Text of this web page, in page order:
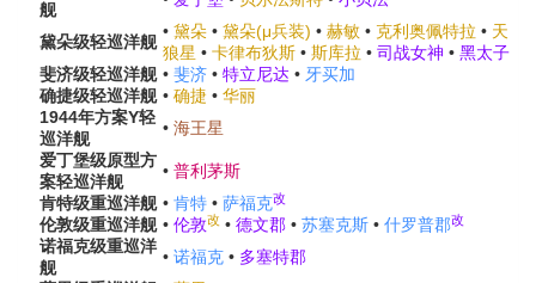
舰
黛朵级轻巡洋舰
• 黛朵 • 黛朵(μ兵装) • 赫敏 • 克利奥佩特拉 • 天
狼星 • 卡律布狄斯 • 斯库拉 • 司战女神 • 黑太子
斐济级轻巡洋舰 • 斐济 • 特立尼达 • 牙买加
确捷级轻巡洋舰 • 确捷 • 华丽
1944年方案Y轻
巡洋舰
• 海王星
爱丁堡级原型方
案轻巡洋舰
• 普利茅斯
肯特级重巡洋舰 • 肯特 • 萨福克改
伦敦级重巡洋舰 • 伦敦改 • 德文郡 • 苏塞克斯 • 什罗普郡改
诺福克级重巡洋
舰
• 诺福克 • 多塞特郡